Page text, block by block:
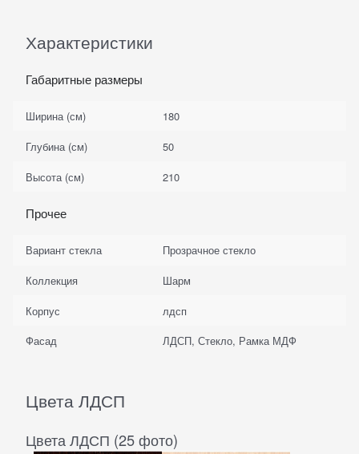
Характеристики
Габаритные размеры
Ширина (см)
180
Глубина (см)
50
Высота (см)
210
Прочее
Вариант стекла
Прозрачное стекло
Коллекция
Шарм
Корпус
лдсп
Фасад
ЛДСП, Стекло, Рамка МДФ
Цвета ЛДСП
Цвета ЛДСП (25 фото)